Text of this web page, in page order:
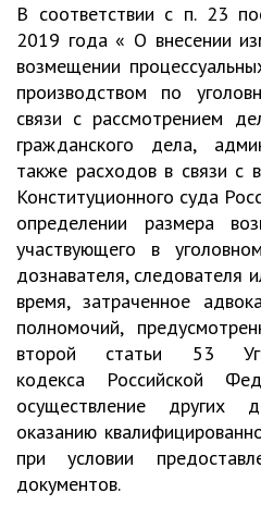
В соответствии с п. 23
2019 года « О внесении
возмещении
производством по
связи с рассмотрением
гражданского дела,
также расходов в связи с
Конституционного суда
определении размера
участвующего в
дознавателя, следователя
время, затраченное
полномочий,
второй статьи 53
кодекса Российской
осуществление других
оказанию
при условии
документов.